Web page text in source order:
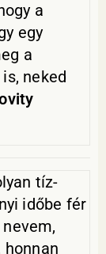
a
egy
a
neked
tíz-
időbe fér
honnan